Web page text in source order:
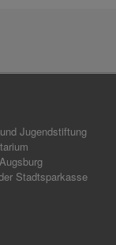
Jugendstiftung
Stadtsparkasse